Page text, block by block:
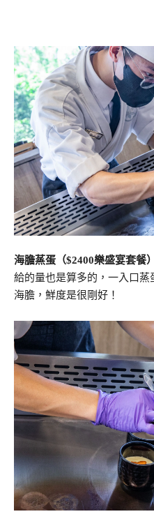
海膽蒸蛋（$2400樂盛宴套餐）
給的量也是算多的，一入口
海膽，鮮度是很剛好！